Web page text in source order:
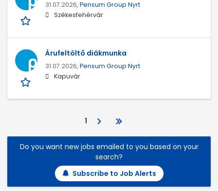
31.07.2026, Pensum Group Nyrt
Székesfehérvár
Árufeltöltő diákmunka
31.07.2026, Pensum Group Nyrt
Kapuvár
1
Do you want new jobs emailed to you based on your
search?
Subscribe to Job Alerts